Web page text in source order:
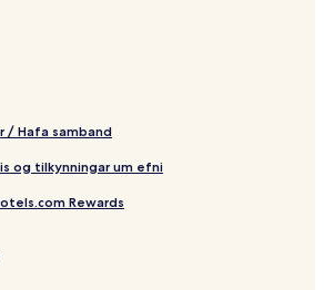
/ Hafa samband
og tilkynningar um efni
Rewards